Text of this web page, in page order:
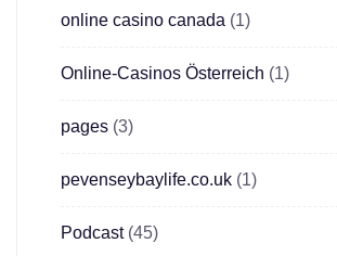
online casino canada (1)
Online-Casinos Österreich (1)
pages (3)
pevenseybaylife.co.uk (1)
Podcast(45)